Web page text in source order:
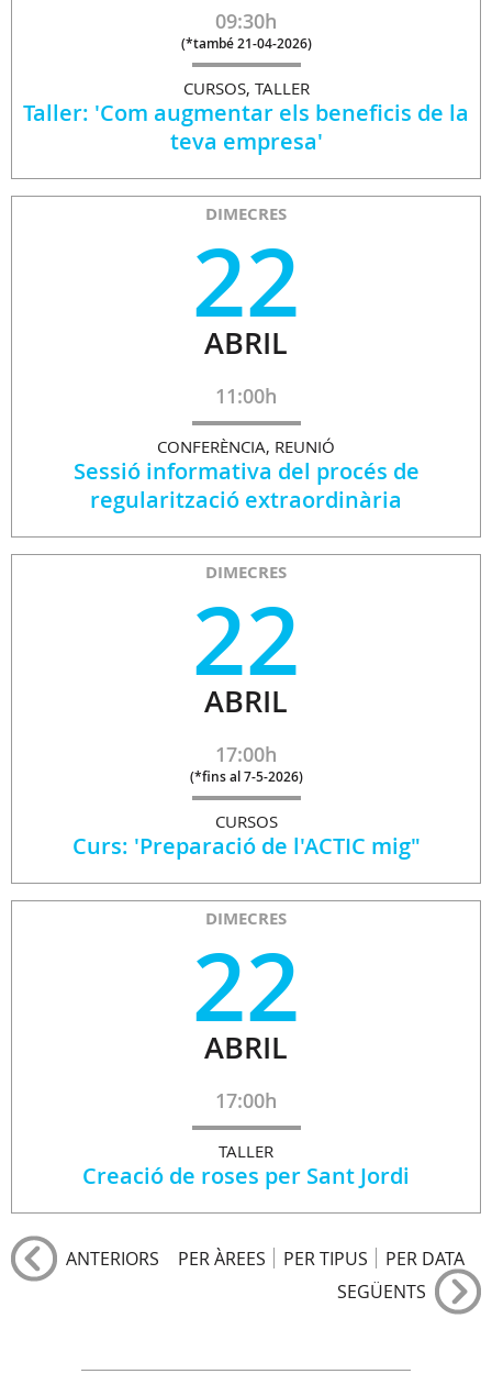
09:30h
(*també 21-04-2026)
CURSOS, TALLER
Taller: 'Com augmentar els beneficis de la
teva empresa'
DIMECRES
22
ABRIL
11:00h
CONFERÈNCIA, REUNIÓ
Sessió informativa del procés de
regularització extraordinària
DIMECRES
22
ABRIL
17:00h
(*fins al 7-5-2026)
CURSOS
Curs: 'Preparació de l'ACTIC mig"
DIMECRES
22
ABRIL
17:00h
TALLER
Creació de roses per Sant Jordi
ANTERIORS PER ÀREES PER TIPUS
PER DATA
SEGÜENTS